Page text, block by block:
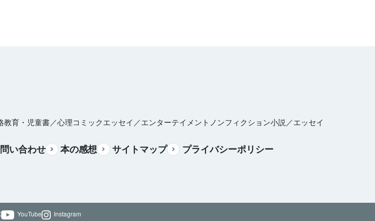
教育・児童書／心理コミックエッセイ／エンターテイメント ノンフィクション小説／エッセイ
い合わせ 本の感想 サイトマップ プライバシーポリシー
YouTube Instagram